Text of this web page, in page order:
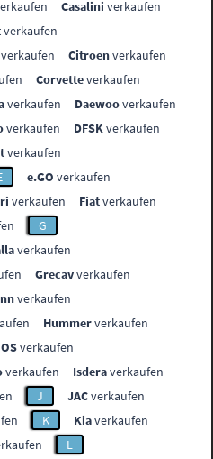
Casalini verkaufen
verkaufen
verkaufen Citroenverkaufen
Corvetteverkaufen
verkaufen Daewooverkaufen
verkaufen DFSKverkaufen
verkaufen
e.GO verkaufen
verkaufen Fiatverkaufen
G
verkaufen
Grecavverkaufen
verkaufen
Hummerverkaufen
verkaufen
verkaufen Isderaverkaufen
J JACverkaufen
K Kiaverkaufen
L